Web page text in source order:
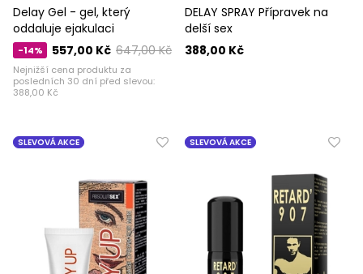
Delay Gel - gel, který
oddaluje ejakulaci
-14% 647,00 Kč
557,00 Kč
Nejnižší cena produktu za
posledních 30 dní před slevou:
388,00 Kč
DELAY SPRAY Přípravek na
delší sex
388,00 Kč
SLEVOVÁ AKCE SLEVOVÁ AKCE